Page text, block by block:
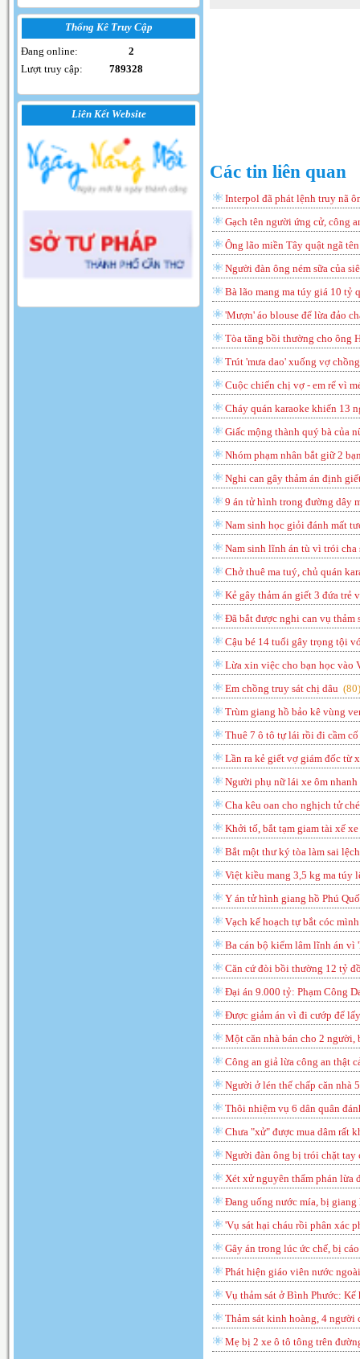
Thống Kê Truy Cập
Đang online: 2
Lượt truy cập: 789328
Liên Kết Website
Các tin liên quan
Interpol đã phát lệnh truy nã
Gạch tên người ứng cử, công
Ông lão miền Tây quật ngã
Người đàn ông ném sữa của
Bà lão mang ma túy giá 10 tỷ
'Mượn' áo blouse để lừa đảo
Tòa tăng bồi thường cho ông
Trút 'mưa dao' xuống vợ
Cuộc chiến chị vợ - em rể vì
Cháy quán karaoke khiến 13
Giấc mộng thành quý bà của
Nhóm phạm nhân bắt giữ 2
Nghi can gây thảm án định
9 án tử hình trong đường dây
Nam sinh học giỏi đánh mất
Nam sinh lĩnh án tù vì trói
Chở thuê ma tuý, chủ quán
Kẻ gây thảm án giết 3 đứa trẻ
Đã bắt được nghi can vụ thảm
Cậu bé 14 tuổi gây trọng tội
Lừa xin việc cho bạn học vào
Em chồng truy sát chị dâu (80)
Trùm giang hồ bảo kê vùng
Thuê 7 ô tô tự lái rồi đi cầm
Lần ra kẻ giết vợ giám đốc từ
Người phụ nữ lái xe ôm
Cha kêu oan cho nghịch tử
Khởi tố, bắt tạm giam tài xế
Bắt một thư ký tòa làm sai
Việt kiều mang 3,5 kg ma túy
Y án tử hình giang hồ Phú
Vạch kế hoạch tự bắt cóc
Ba cán bộ kiểm lâm lĩnh án vì
Căn cứ đòi bồi thường 12 tỷ
Đại án 9.000 tỷ: Phạm Công
Được giảm án vì đi cướp để
Một căn nhà bán cho 2 người,
Công an giả lừa công an thật
Người ở lén thế chấp căn nhà
Thôi nhiệm vụ 6 dân quân
Chưa "xử" được mua dâm rất
Người đàn ông bị trói chặt tay
Xét xử nguyên thẩm phán lừa
Đang uống nước mía, bị giang
'Vụ sát hại cháu rồi phân xác
Gây án trong lúc ức chế, bị
Phát hiện giáo viên nước
Vụ thảm sát ở Bình Phước:
Thảm sát kinh hoàng, 4
Mẹ bị 2 xe ô tô tông trên